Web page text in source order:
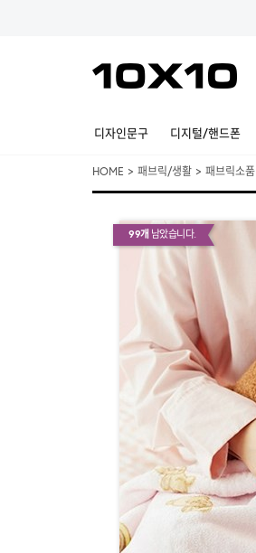
디자인문구 디지털/핸드폰
HOME > 패브릭/생활 > 패브릭소품
99개 남았습니다.